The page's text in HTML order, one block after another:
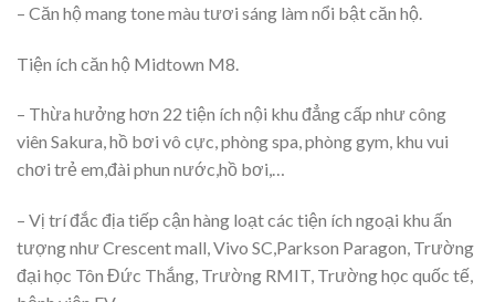
– Căn hộ mang tone màu tươi sáng làm nổi bật căn hộ.
Tiện ích căn hộ Midtown M8.
– Thừa hưởng hơn 22 tiện ích nội khu đẳng cấp như công
viên Sakura, hồ bơi vô cực, phòng spa, phòng gym, khu vui
chơi trẻ em,đài phun nước,hồ bơi,…
– Vị trí đắc địa tiếp cận hàng loạt các tiện ích ngoại khu ấn
tượng như Crescent mall, Vivo SC,Parkson Paragon, Trường
đại học Tôn Đức Thắng, Trường RMIT, Trường học quốc tế,